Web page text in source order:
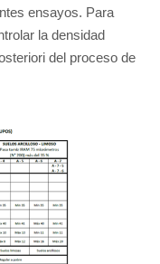
ensayos. Para
la densidad
del proceso de